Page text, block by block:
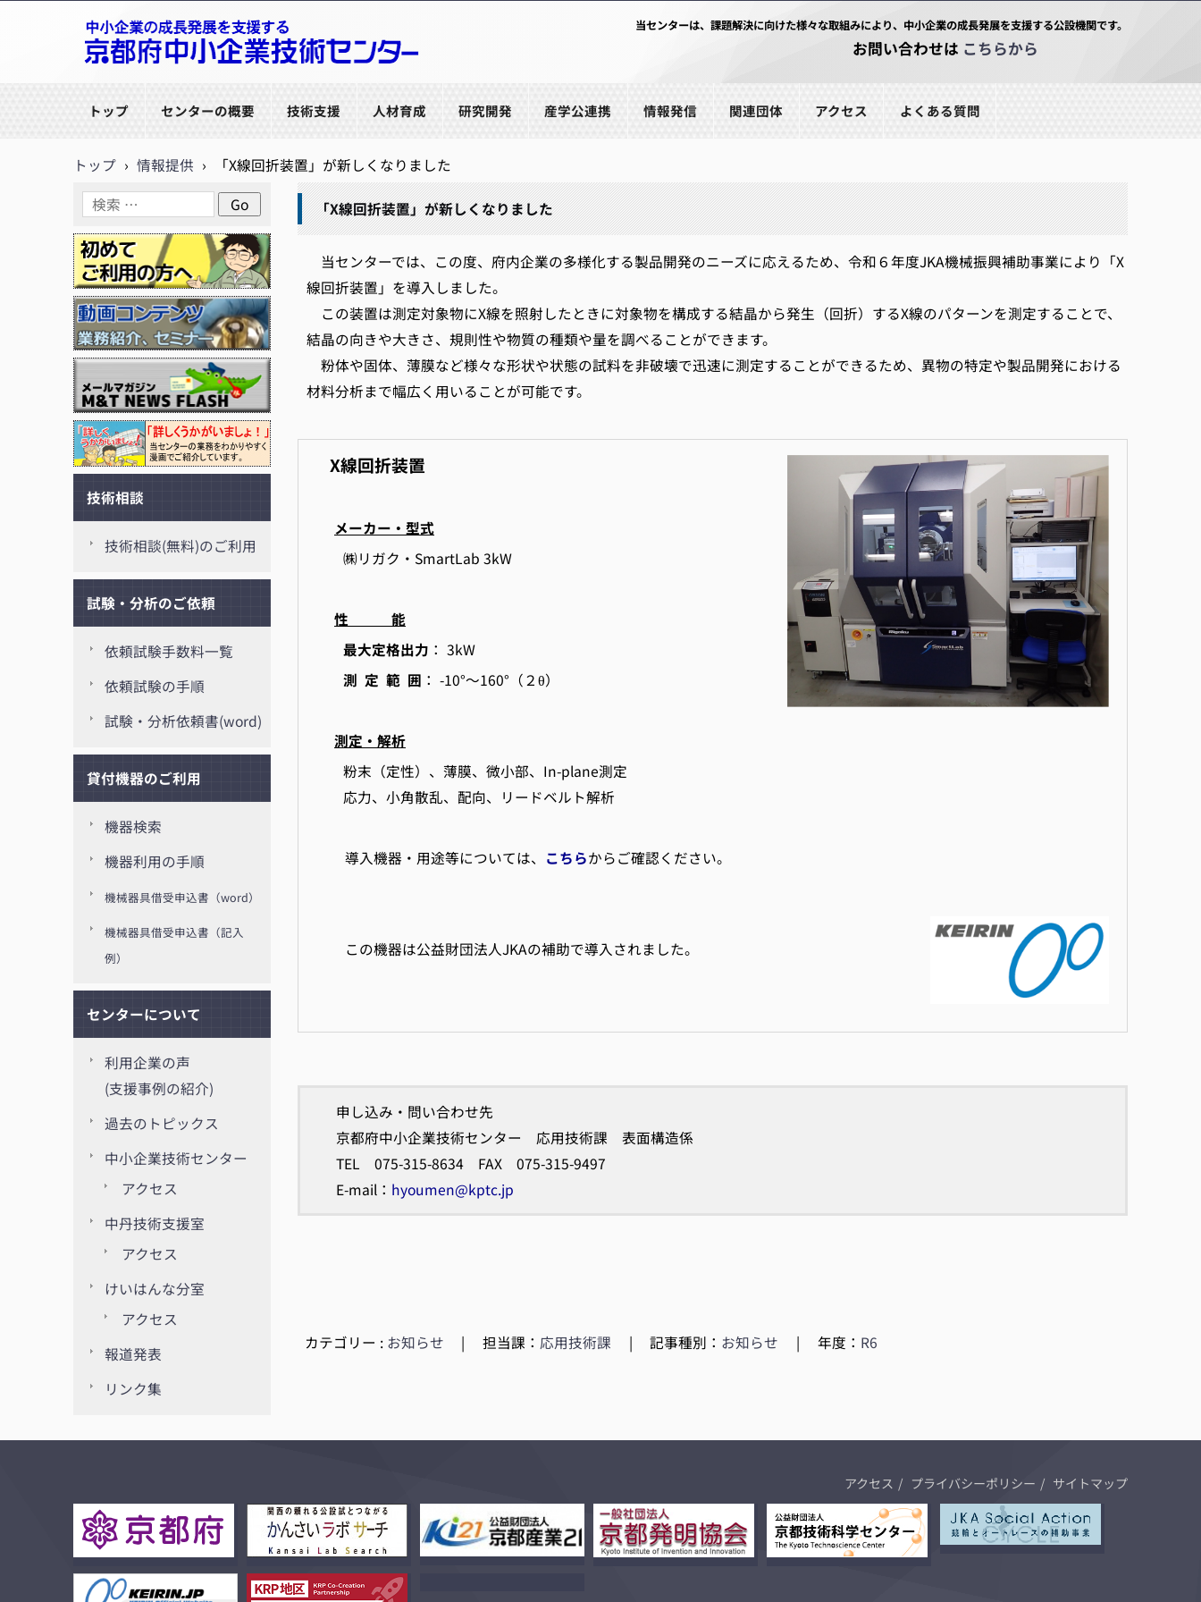
当センターは、課題解決に向けた様々な取組みにより、中小企業の成長発展を支援する公設機関です。
お問い合わせは こちらから
トップ センターの概要 技術支援 人材育成 研究開発 産学公連携 情報発信 関連団体 アクセス よくある質問
トップ › 情報提供 › 「X線回折装置」が新しくなりました
「X線回折装置」が新しくなりました
当センターでは、この度、府内企業の多様化する製品開発のニーズに応えるため、令和６年度JKA機械振興補助事業により「X
線回折装置」を導入しました。
この装置は測定対象物にX線を照射したときに対象物を構成する結晶から発生（回折）するX線のパターンを測定することで、
結晶の向きや大きさ、規則性や物質の種類や量を調べることができます。
粉体や固体、薄膜など様々な形状や状態の試料を非破壊で迅速に測定することができるため、異物の特定や製品開発における
材料分析まで幅広く用いることが可能です。
X線回折装置
メーカー・型式
㈱リガク・SmartLab 3kW
性 能
最大定格出力 ： 3kW
測 定 範 囲 ： -10°～160°（２θ）
測定・解析
粉末（定性）、薄膜、微小部、In-plane測定
応力、小角散乱、配向、リードベルト解析
導入機器・用途等については、 こちらからご確認ください。
この機器は公益財団法人JKAの補助で導入されました。
申し込み・問い合わせ先
京都府中小企業技術センター 応用技術課 表面構造係
TEL 075-315-8634 FAX 075-315-9497
E-mail： hyoumen@kptc.jp
カテゴリー : お知らせ | 担当課： 応用技術課 | 記事種別： お知らせ | 年度： R6
技術相談
技術相談(無料)のご利用
試験・分析のご依頼
依頼試験手数料一覧
依頼試験の手順
試験・分析依頼書(word)
貸付機器のご利用
機器検索
機器利用の手順
機械器具借受申込書（word）
機械器具借受申込書（記入
例）
センターについて
利用企業の声
(支援事例の紹介)
過去のトピックス
中小企業技術センター
アクセス
中丹技術支援室
アクセス
けいはんな分室
アクセス
報道発表
リンク集
アクセス プライバシーポリシー サイトマップ